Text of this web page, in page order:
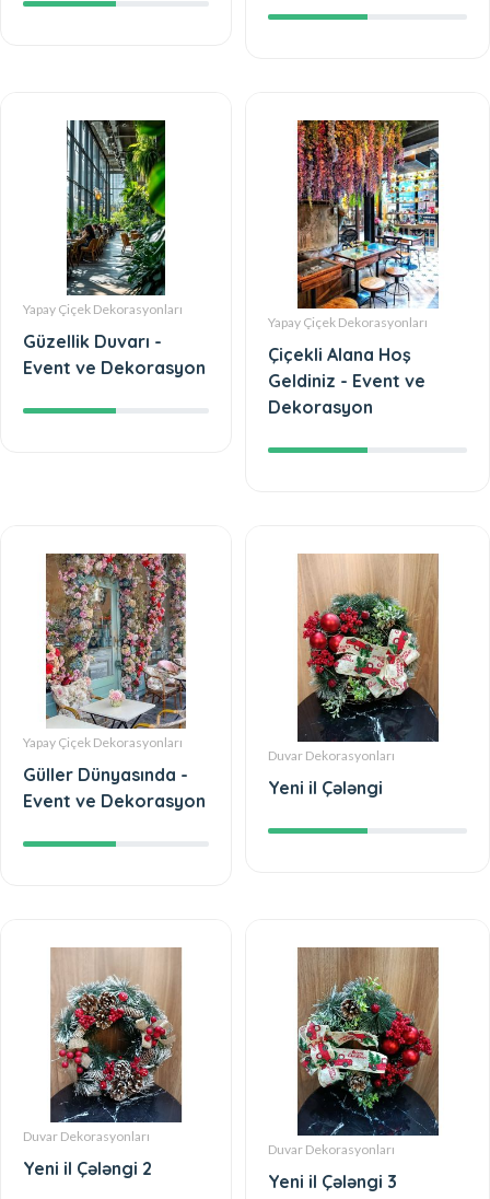
Yapay Çiçek Dekorasyonları
Güzellik Duvarı -
Event ve Dekorasyon
Yapay Çiçek Dekorasyonları
Çiçekli Alana Hoş
Geldiniz - Event ve
Dekorasyon
Yapay Çiçek Dekorasyonları
Güller Dünyasında -
Event ve Dekorasyon
Duvar Dekorasyonları
Yeni il Çələngi
Duvar Dekorasyonları
Yeni il Çələngi 2
Duvar Dekorasyonları
Yeni il Çələngi 3